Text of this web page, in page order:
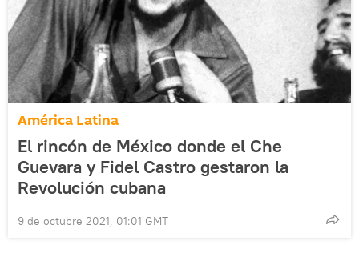
América Latina
El rincón de México donde el Che
Guevara y Fidel Castro gestaron la
Revolución cubana
9 de octubre 2021, 01:01 GMT